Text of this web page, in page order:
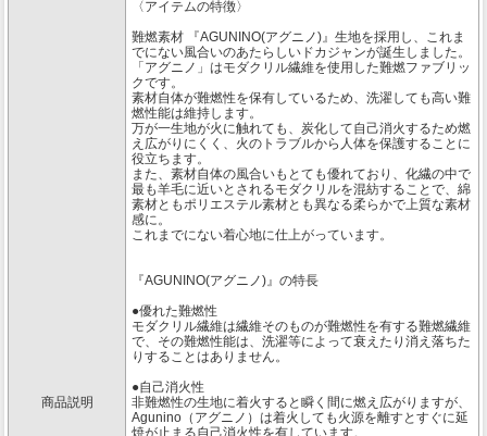
商品説明
〈アイテムの特徴〉
難燃素材 『AGUNINO(アグニノ)』生地を採用し、これま
でにない風合いのあたらしいドカジャンが誕生しました。
「アグニノ」はモダクリル繊維を使用した難燃ファブリッ
クです。
素材自体が難燃性を保有しているため、洗濯しても高い難
燃性能は維持します。
万が一生地が火に触れても、炭化して自己消火するため燃
え広がりにくく、火のトラブルから人体を保護することに
役立ちます。
また、素材自体の風合いもとても優れており、化繊の中で
最も羊毛に近いとされるモダクリルを混紡することで、綿
素材ともポリエステル素材とも異なる柔らかで上質な素材
感に。
これまでにない着心地に仕上がっています。
『AGUNINO(アグニノ)』の特長
●優れた難燃性
モダクリル繊維は繊維そのものが難燃性を有する難燃繊維
で、その難燃性能は、洗濯等によって衰えたり消え落ちた
りすることはありません。
●自己消火性
非難燃性の生地に着火すると瞬く間に燃え広がりますが、
Agunino（アグニノ）は着火しても火源を離すとすぐに延
焼が止まる自己消火性を有しています。